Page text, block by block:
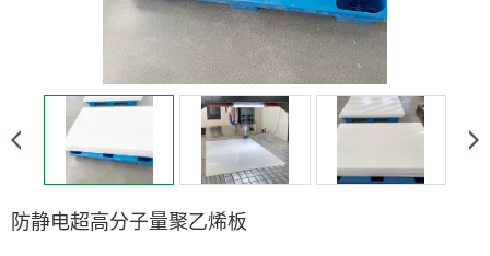
防静电超高分子量聚乙烯板